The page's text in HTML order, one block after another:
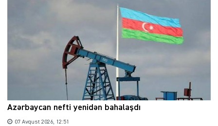
Azərbaycan nefti yenidən bahalaşdı
07 Avqust 2026, 12:51